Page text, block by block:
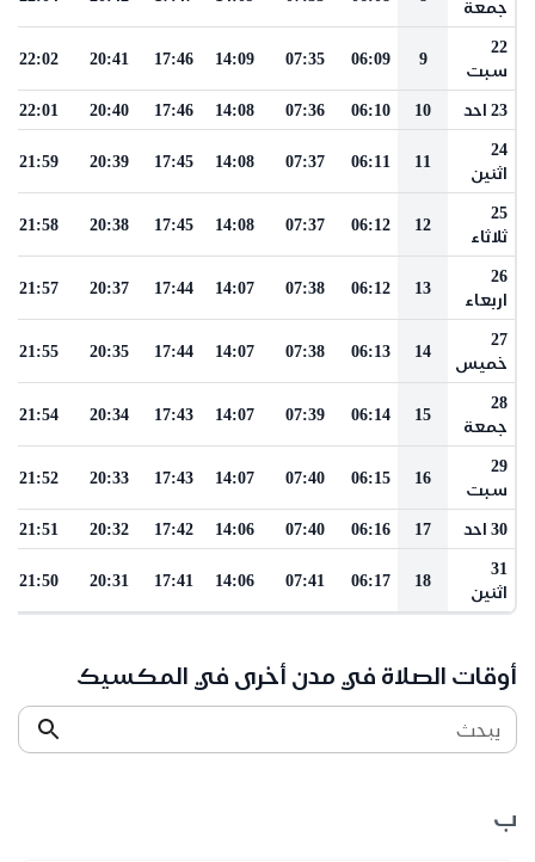
جمعة
22
سبت
9
06:09
07:35
14:09
17:46
20:41
22:02
23 احد 10
06:10
07:36
14:08
17:46
20:40
22:01
24
اثنين
11
06:11
07:37
14:08
17:45
20:39
21:59
25
ثلاثاء
12
06:12
07:37
14:08
17:45
20:38
21:58
26
اربعاء
13
06:12
07:38
14:07
17:44
20:37
21:57
27
خميس
14
06:13
07:38
14:07
17:44
20:35
21:55
28
جمعة
15
06:14
07:39
14:07
17:43
20:34
21:54
29
سبت
16
06:15
07:40
14:07
17:43
20:33
21:52
30 احد 17
06:16
07:40
14:06
17:42
20:32
21:51
31
اثنين
18
06:17
07:41
14:06
17:41
20:31
21:50
أوقات الصلاة في مدن أخرى في المكسيك
يبحث
ب